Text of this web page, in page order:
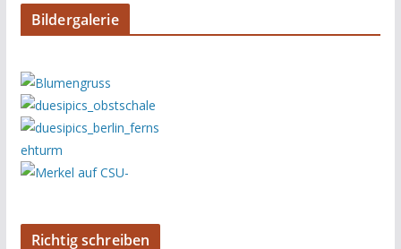
Bildergalerie
Richtig schreiben